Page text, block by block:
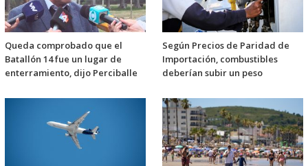
Queda comprobado que el
Batallón 14 fue un lugar de
enterramiento, dijo Perciballe
Según Precios de Paridad de
Importación, combustibles
deberían subir un peso